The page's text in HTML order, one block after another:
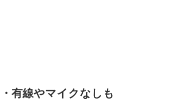
有線やマイクなしも